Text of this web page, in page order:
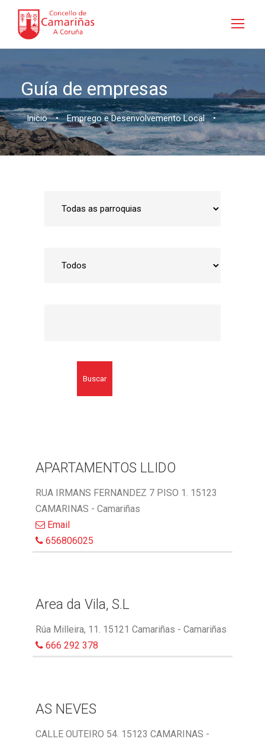
Guía de empresas
Inicio • Emprego e Desenvolvemento Local •
Buscar
APARTAMENTOS LLIDO
RUA IRMANS FERNANDEZ 7 PISO 1. 15123
CAMARINAS - Camariñas
Email
656806025
Area da Vila, S.L
Rúa Milleira, 11. 15121 Camariñas - Camariñas
666 292 378
AS NEVES
CALLE OUTEIRO 54. 15123 CAMARINAS -